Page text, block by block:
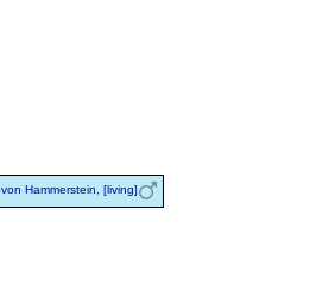
von Hammerstein, [living]